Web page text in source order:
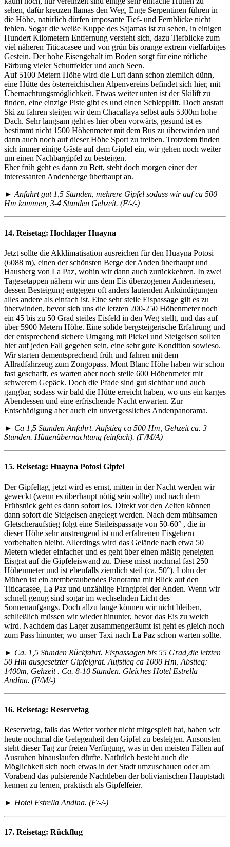
sehen, dafür kreuzen llamas den Weg, Enge Serpentinen führen in
die Höhe, natürlich dürfen imposante Tief- und Fernblicke nicht
fehlen. Sogar die weiße Kuppe des Sajamas ist zu sehen, in einigen
Hundert Kilometern Entfernung versteht sich, dazu Tiefblicke zum
viel näheren Titicacasee und von grün bis orange extrem vielfarbiges
Gestein. Der hohe Eisengehalt im Boden sorgt für eine rötliche
Färbung vieler Schuttfelder und auch Seen.
Auf 5100 Metern Höhe wird die Luft dann schon ziemlich dünn,
eine Hütte des österreichischen Alpenvereins befindet sich hier, mit
Übernachtungsmöglichkeit. Etwas weiter unten ist der Skilift zu
finden, eine einzige Piste gibt es und einen Schlepplift. Doch anstatt
Ski zu fahren steigen wir dem Chacaltaya selbst aufs 5300m hohe
Dach. Sehr langsam geht es hier oben vorwärts, gesund ist es
bestimmt nicht 1500 Höhenmeter mit dem Bus zu überwinden und
dann auch noch auf dieser Höhe Sport zu treiben. Trotzdem finden
sich immer einige Gäste auf dem Gipfel ein, wir gehen noch weiter
um einen Nachbargipfel zu besteigen.
Eher früh geht es dann zu Bett, steht doch morgen einer der
interessanten Andenberge überhaupt an.
► Anfahrt gut 1,5 Stunden, mehrere Gipfel sodass wir auf ca 500
Hm kommen, 3-4 Stunden Gehzeit. (F/-/-)
14. Reisetag: Hochlager Huayna
Jetzt sollte die Akklimatisation ausreichen für den Huayna Potosi
(6088 m), einen der schönsten Berge der Anden überhaupt und
Hausberg von La Paz, wohin wir dann auch zurückkehren. In zwei
Tagesetappen nähern wir uns dem Eis überzogenen Andenriesen,
dessen Besteigung entgegen oft anders lautenden Ankündigungen
alles andere als einfach ist. Eine sehr steile Eispassage gilt es zu
überwinden, bevor sich uns die letzten 200-250 Höhenmeter noch
ein 45 bis zu 50 Grad steiles Eisfeld in den Weg stellt, und das auf
über 5900 Metern Höhe. Eine solide bergsteigerische Erfahrung und
der entsprechend sichere Umgang mit Pickel und Steigeisen sollten
hier auf jeden Fall gegeben sein, eine sehr gute Kondition sowieso.
Wir starten dementsprechend früh und fahren mit dem
Allradfahrzeug zum Zongopass. Mont Blanc Höhe haben wir schon
fast geschafft, es warten aber noch steile 600 Höhenmeter mit
schwerem Gepäck. Doch die Pfade sind gut sichtbar und auch
gangbar, sodass wir bald die Hütte erreicht haben, wo uns ein karges
Abendessen und eine erfrischende Nacht erwarten. Zur
Entschädigung aber auch ein unvergessliches Andenpanorama.
► Ca 1,5 Stunden Anfahrt. Aufstieg ca 500 Hm, Gehzeit ca. 3
Stunden. Hüttenübernachtung (einfach). (F/M/A)
15. Reisetag: Huayna Potosi Gipfel
Der Gipfeltag, jetzt wird es ernst, mitten in der Nacht werden wir
geweckt (wenn es überhaupt nötig sein sollte) und nach dem
Frühstück geht es dann sofort los. Direkt vor den Zelten können
dann sofort die Steigeisen angelegt werden. Nach dem mühsamen
Gletscheraufstieg folgt eine Steileispassage von 50-60° , die in
dieser Höhe sehr anstrengend ist und erfahrenen Eisgehern
vorbehalten bleibt. Allerdings wird das Gelände nach etwa 50
Metern wieder einfacher und es geht über einen mäßig geneigten
Eisgrat auf die Gipfeleiswand zu. Diese misst nochmal fast 250
Höhenmeter und ist ebenfalls ziemlich steil (ca. 50°). Lohn der
Mühen ist ein atemberaubendes Panorama mit Blick auf den
Titicacasee, La Paz und unzählige Firngipfel der Anden. Wenn wir
schnell genug sind sogar im wechselnden Licht des
Sonnenaufgangs. Doch allzu lange können wir nicht bleiben,
schließlich müssen wir wieder hinunter, bevor das Eis zu weich
wird. Nachdem das Lager zusammengeräumt ist geht es gleich noch
zum Pass hinunter, wo unser Taxi nach La Paz schon warten sollte.
► Ca. 1,5 Stunden Rückfahrt. Eispassagen bis 55 Grad,die letzten
50 Hm ausgesetzter Gipfelgrat. Aufstieg ca 1000 Hm, Abstieg:
1400m, Gehzeit . Ca. 8-10 Stunden. Gleiches Hotel Estrella
Andina. (F/M/-)
16. Reisetag: Reservetag
Reservetag, falls das Wetter vorher nicht mitgespielt hat, haben wir
heute nochmal die Gelegenheit den Gipfel zu besteigen. Ansonsten
steht dieser Tag zur freien Verfügung, was in den meisten Fällen auf
Ausruhen hinauslaufen dürfte. Natürlich besteht auch die
Möglichkeit sich noch etwas in der Stadt umzuschauen oder am
Vorabend das pulsierende Nachtleben der bolivianischen Hauptstadt
kennen zu lernen, praktisch als Gipfelfeier.
► Hotel Estrella Andina. (F/-/-)
17. Reisetag: Rückflug